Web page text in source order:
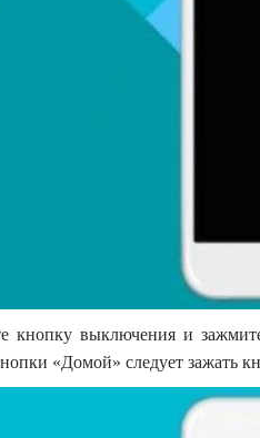
кнопку выключения и
«Домой» следует зажать